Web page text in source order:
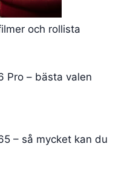
och rollista
Pro – bästa valen
– så mycket kan du